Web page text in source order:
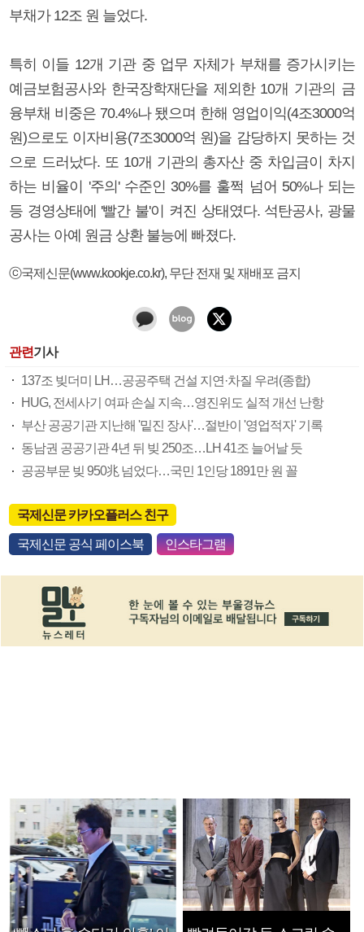
부채가 12조 원 늘었다.
특히 이들 12개 기관 중 업무 자체가 부채를 증가시키는
예금보험공사와 한국장학재단을 제외한 10개 기관의 금
융부채 비중은 70.4%나 됐으며 한해 영업이익(4조3000억
원)으로도 이자비용(7조3000억 원)을 감당하지 못하는 것
으로 드러났다. 또 10개 기관의 총자산 중 차입금이 차지
하는 비율이 '주의' 수준인 30%를 훌쩍 넘어 50%나 되는
등 경영상태에 '빨간 불'이 켜진 상태였다. 석탄공사, 광물
공사는 아예 원금 상환 불능에 빠졌다.
ⓒ국제신문(www.kookje.co.kr), 무단 전재 및 재배포 금지
관련기사
137조 빚더미 LH…공공주택 건설 지연·차질 우려(종합)
HUG, 전세사기 여파 손실 지속…영진위도 실적 개선 난항
부산 공공기관 지난해 '밑진 장사'…절반이 '영업적자' 기록
동남권 공공기관 4년 뒤 빚 250조…LH 41조 늘어날 듯
공공부문 빚 950兆 넘었다…국민 1인당 1891만 원 꼴
국제신문 카카오플러스 친구
국제신문 공식 페이스북 인스타그램